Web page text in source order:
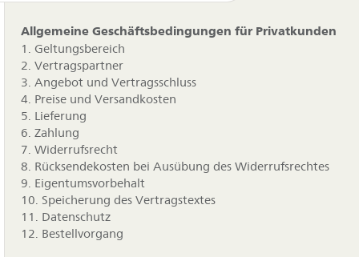
Allgemeine Geschäftsbedingungen für Privatkunden
1. Geltungsbereich
2. Vertragspartner
3. Angebot und Vertragsschluss
4. Preise und Versandkosten
5. Lieferung
6. Zahlung
7. Widerrufsrecht
8. Rücksendekosten bei Ausübung des Widerrufsrechtes
9. Eigentumsvorbehalt
10. Speicherung des Vertragstextes
11. Datenschutz
12. Bestellvorgang